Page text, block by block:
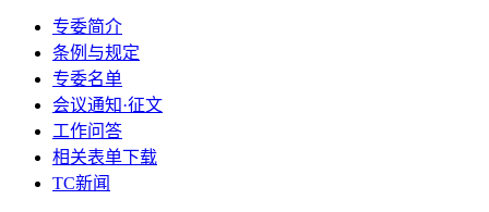
专委简介
条例与规定
专委名单
会议通知·征文
工作问答
相关表单下载
TC新闻